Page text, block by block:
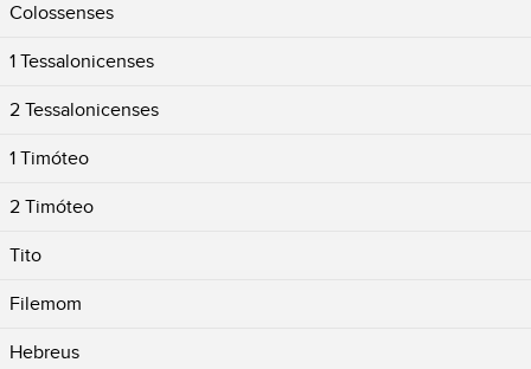
Colossenses
1 Tessalonicenses
2 Tessalonicenses
1 Timóteo
2 Timóteo
Tito
Filemom
Hebreus